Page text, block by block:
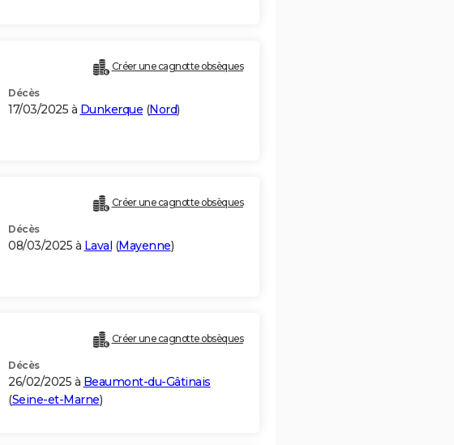
Créer une cagnotte obsèques
Décès
17/03/2025 à Dunkerque (Nord)
Créer une cagnotte obsèques
Décès
08/03/2025 à Laval (Mayenne)
Créer une cagnotte obsèques
Décès
26/02/2025 à Beaumont-du-Gâtinais
(Seine-et-Marne)